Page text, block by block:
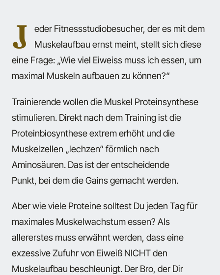
J
eder Fitnessstudiobesucher, der es mit dem
Muskelaufbau ernst meint, stellt sich diese
eine Frage: „Wie viel Eiweiss muss ich essen, um
maximal Muskeln aufbauen zu können?“
Trainierende wollen die Muskel Proteinsynthese
stimulieren. Direkt nach dem Training ist die
Proteinbiosynthese extrem erhöht und die
Muskelzellen „lechzen“ förmlich nach
Aminosäuren. Das ist der entscheidende
Punkt, bei dem die Gains gemacht werden.
Aber wie viele Proteine solltest Du jeden Tag für
maximales Muskelwachstum essen? Als
allererstes muss erwähnt werden, dass eine
exzessive Zufuhr von Eiweiß NICHT den
Muskelaufbau beschleunigt. Der Bro, der Dir